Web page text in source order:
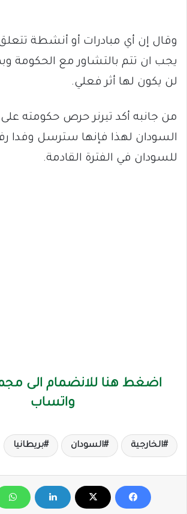
وقال إن أي مبادرات أو أنشطة
يجب ان تتم بالتشاور مع الحكومة
لن يكون لها أثر فعلي.
من جانبه أكد تيرنر حرص حكومته على
السودان لهذا فإنها سترسل وفدا
للسودان في الفترة القادمة.
اضغط هنا للانضمام الى
واتساب
الخارجية السودان بريطانيا